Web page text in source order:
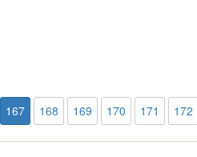
167 168 169 170 171 172